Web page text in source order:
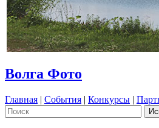
Волга Фото
Главная | События | Конкурсы |